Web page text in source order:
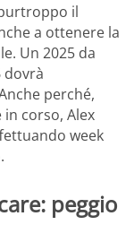
il
a ottenere la
Un 2025 da
dovrà
perché,
corso, Alex
week
peggio